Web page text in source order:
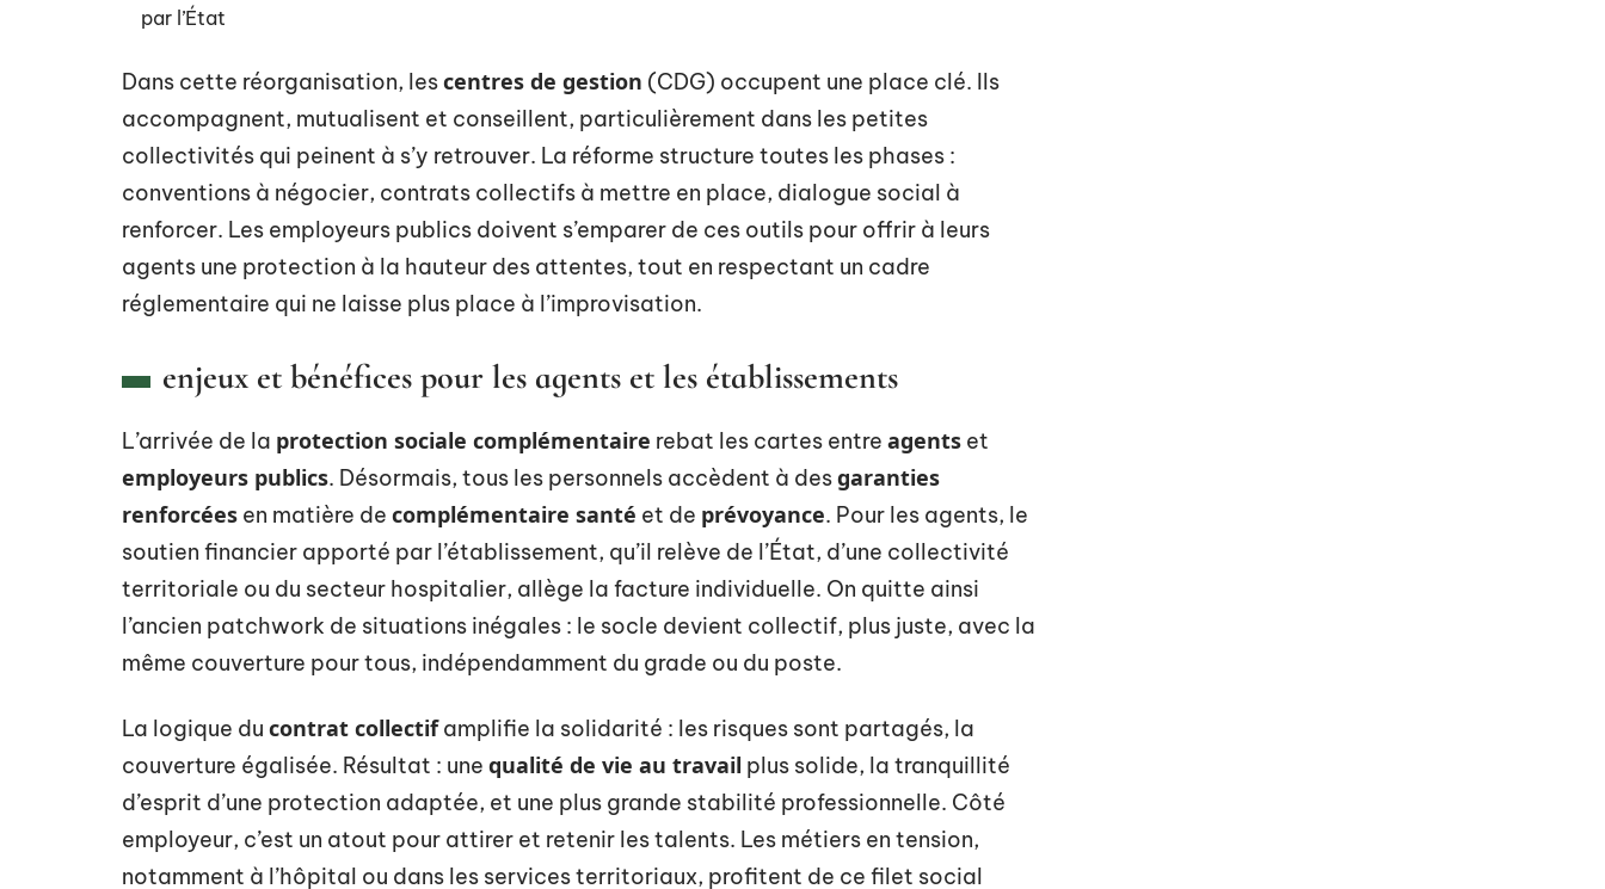
par l’État
Dans cette réorganisation, lescentres de gestion (CDG) occupent une place clé. Ils
accompagnent, mutualisent et conseillent, particulièrement dans les petites
collectivités qui peinent à s’y retrouver. La réforme structure toutes les phases :
conventions à négocier, contrats collectifs à mettre en place, dialogue social à
renforcer. Les employeurs publics doivent s’emparer de ces outils pour offrir à leurs
agents une protection à la hauteur des attentes, tout en respectant un cadre
réglementaire qui ne laisse plus place à l’improvisation.
enjeux et bénéfices pour les agents et les établissements
L’arrivée de la protection sociale complémentaire rebat les cartes entre agents et
employeurs publics. Désormais, tous les personnels accèdent à desgaranties
renforcées en matière de complémentaire santé et de prévoyance. Pour les agents, le
soutien financier apporté par l’établissement, qu’il relève de l’État, d’une collectivité
territoriale ou du secteur hospitalier, allège la facture individuelle. On quitte ainsi
l’ancien patchwork de situations inégales : le socle devient collectif, plus juste, avec la
même couverture pour tous, indépendamment du grade ou du poste.
La logique du contrat collectifamplifie la solidarité : les risques sont partagés, la
couverture égalisée. Résultat : une qualité de vie au travail plus solide, la tranquillité
d’esprit d’une protection adaptée, et une plus grande stabilité professionnelle. Côté
employeur, c’est un atout pour attirer et retenir les talents. Les métiers en tension,
notamment à l’hôpital ou dans les services territoriaux, profitent de ce filet social